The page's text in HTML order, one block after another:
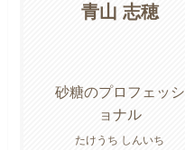
青山 志穂
砂糖のプロフェッシ
ョナル
たけうち しんいち